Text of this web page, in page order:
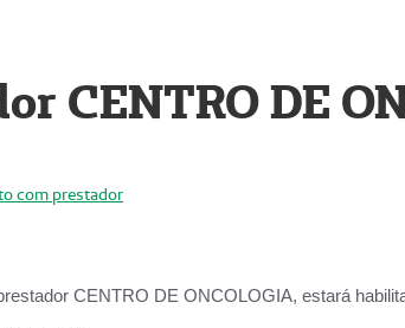
CENTRO DE
com prestador
CENTRO DE ONCOLOGIA, estará